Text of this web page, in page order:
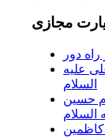
مجازی
دور
علیه
السلام
حسین
السلام